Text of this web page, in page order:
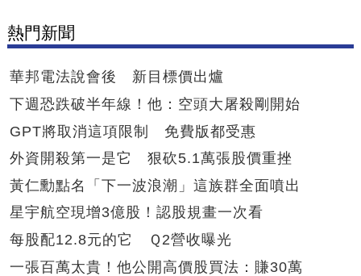
熱門新聞
華邦電法說會後 新目標價出爐
下週恐跌破半年線！他：空頭大屠殺剛開始
GPT將取消這項限制 免費版都受惠
外資開殺第一是它 狠砍5.1萬張股價重挫
黃仁勳點名「下一波浪潮」這族群全面噴出
星宇航空現增3億股！認股規畫一次看
每股配12.8元的它 Ｑ2營收曝光
一張百萬太貴！他公開高價股買法：賺30萬